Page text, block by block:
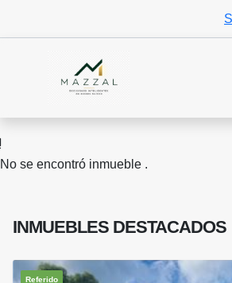
No se encontró inmueble .
INMUEBLES DESTACADOS
Referido